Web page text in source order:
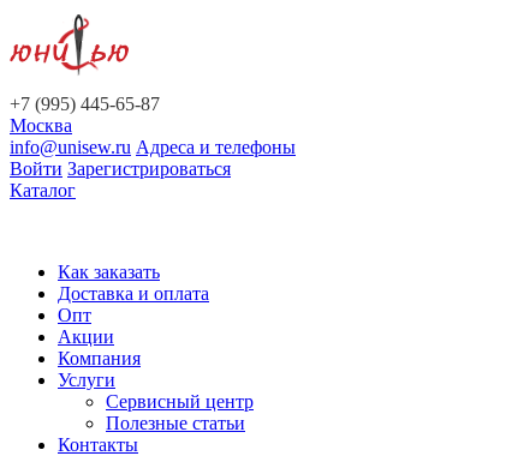
+7 (995) 445-65-87
Москва
info@unisew.ru Адреса и телефоны
Войти Зарегистрироваться
Каталог
Как заказать
Доставка и оплата
Опт
Акции
Компания
Услуги
Сервисный центр
Полезные статьи
Контакты